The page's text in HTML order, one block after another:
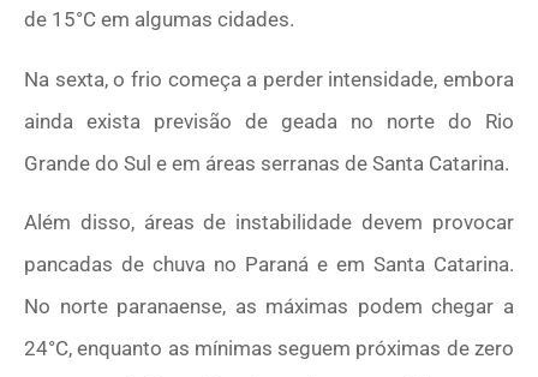
de 15°C em algumas cidades.
Na sexta, o frio começa a perder intensidade, embora
ainda exista previsão de geada no norte do Rio
Grande do Sul e em áreas serranas de Santa Catarina.
Além disso, áreas de instabilidade devem provocar
pancadas de chuva no Paraná e em Santa Catarina.
No norte paranaense, as máximas podem chegar a
24°C, enquanto as mínimas seguem próximas de zero